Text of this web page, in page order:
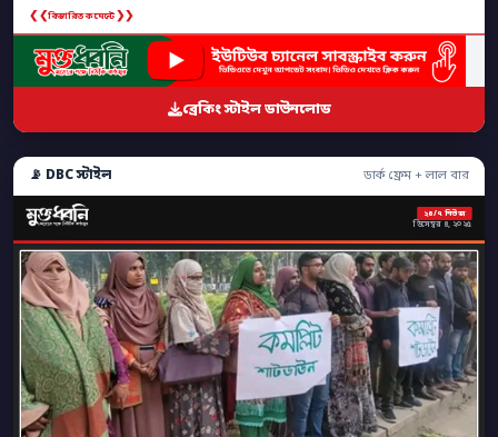
❮❮বিস্তারিত কমেন্টে❯❯
ব্রেকিং স্টাইল ডাউনলোড
📡 DBC স্টাইল ডার্ক ফ্রেম + লাল বার
২৪/৭ নিউজ
ডিসেম্বর ৪, ২০২৫